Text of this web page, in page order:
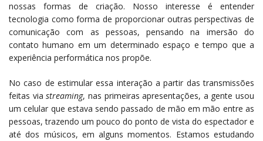
nossas formas de criação. Nosso interesse é entender
tecnologia como forma de proporcionar outras perspectivas de
comunicação com as pessoas, pensando na imersão do
contato humano em um determinado espaço e tempo que a
experiência performática nos propõe.
No caso de estimular essa interação a partir das transmissões
feitas viastreaming, nas primeiras apresentações, a gente usou
um celular que estava sendo passado de mão em mão entre as
pessoas, trazendo um pouco do ponto de vista do espectador e
até dos músicos, em alguns momentos. Estamos estudando